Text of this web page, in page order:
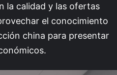
la calidad y las ofertas
el conocimiento
china para presentar